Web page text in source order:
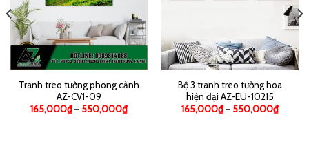
Tranh treo tường phong cảnh
AZ-CV1-09
165,000₫– 550,000₫
Bộ 3 tranh treo tường hoa
hiện đại AZ-EU-10215
165,000₫– 550,000₫